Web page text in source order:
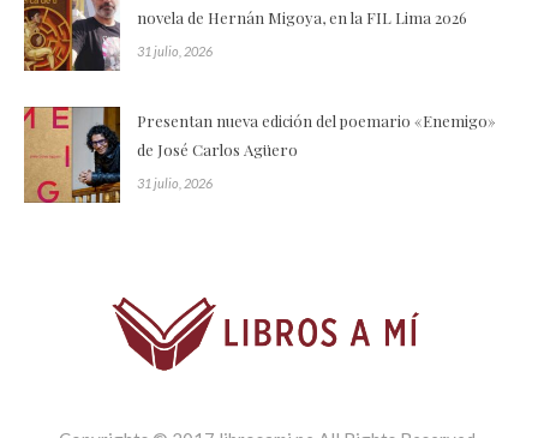
novela de Hernán Migoya, en la FIL Lima 2026
31 julio, 2026
Presentan nueva edición del poemario «Enemigo»
de José Carlos Agüero
31 julio, 2026